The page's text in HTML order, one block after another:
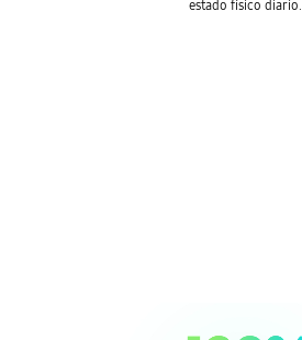
estado físico diario.